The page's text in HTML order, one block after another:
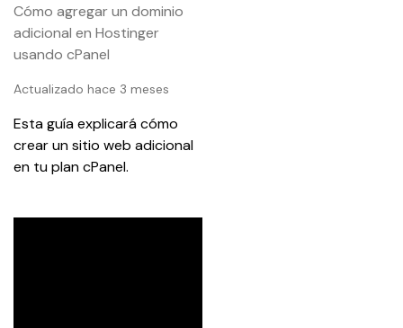
Cómo agregar un dominio
adicional en Hostinger
usando cPanel
Actualizado hace 3 meses
Esta guía explicará cómo
crear un sitio web adicional
en tu plan cPanel.